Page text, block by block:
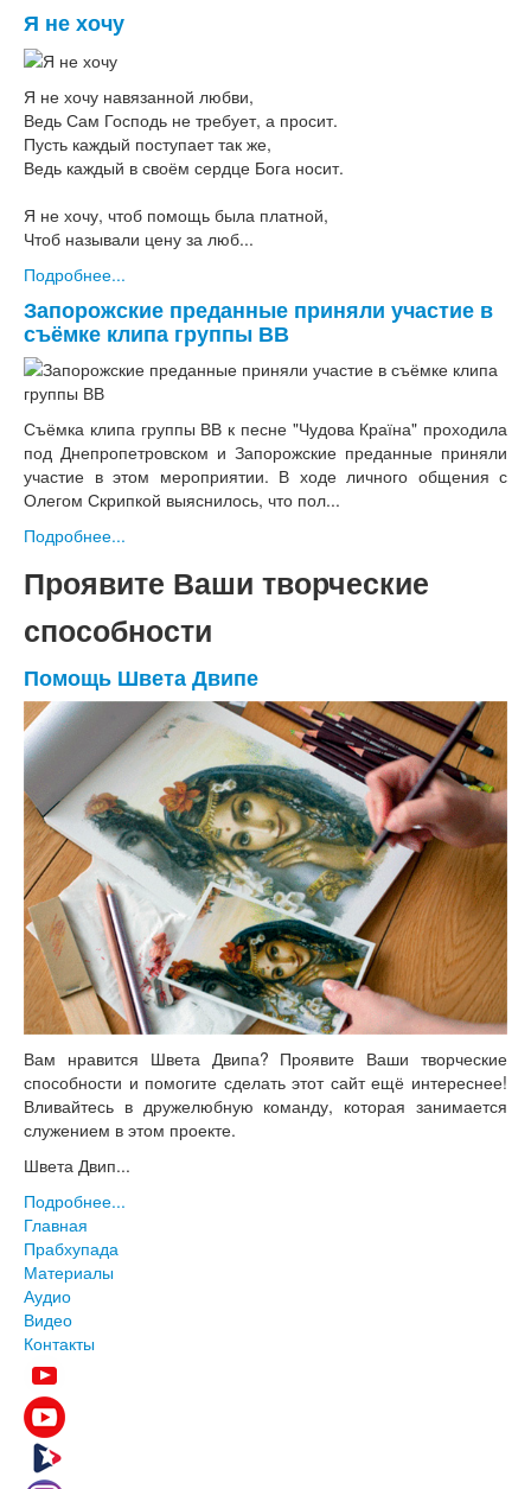
Я не хочу
Я не хочу навязанной любви,
Ведь Сам Господь не требует, а просит.
Пусть каждый поступает так же,
Ведь каждый в своём сердце Бога носит.
Я не хочу, чтоб помощь была платной,
Чтоб называли цену за люб...
Подробнее...
Запорожские преданные приняли участие в
съёмке клипа группы ВВ
Съёмка клипа группы ВВ к песне "Чудова Країна" проходила
под Днепропетровском и Запорожские преданные приняли
участие в этом мероприятии. В ходе личного общения с
Олегом Скрипкой выяснилось, что пол...
Подробнее...
Проявите Ваши творческие
способности
Помощь Швета Двипе
Вам нравится Швета Двипа? Проявите Ваши творческие
способности и помогите сделать этот сайт ещё интереснее!
Вливайтесь в дружелюбную команду, которая занимается
служением в этом проекте.
Швета Двип...
Подробнее...
Главная
Прабхупада
Материалы
Аудио
Видео
Контакты